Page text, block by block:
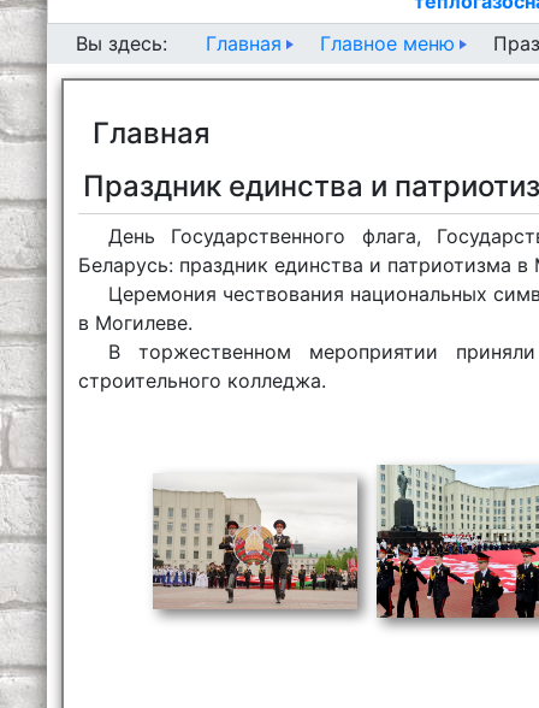
Вы здесь:
Главная Главное меню
Главная
Праздник единства и
День Государственного флага,
Беларусь: праздник единства и патриотизма в
Церемония чествования национальных
в Могилеве.
В торжественном мероприятии
строительного колледжа.